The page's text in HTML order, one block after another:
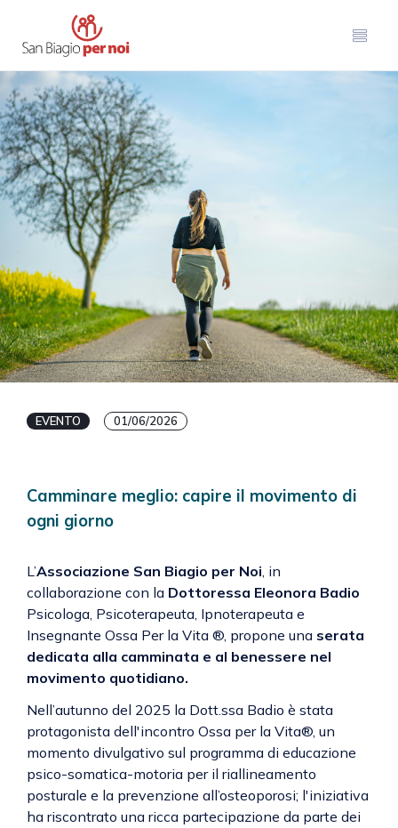
EVENTO 01/06/2026
Camminare meglio: capire il movimento di
ogni giorno
L’Associazione San Biagio per Noi, in
collaborazione con la Dottoressa Eleonora Badio
Psicologa, Psicoterapeuta, Ipnoterapeuta e
Insegnante Ossa Per la Vita ®, propone una serata
dedicata alla camminata e al benessere nel
movimento quotidiano.
Nell’autunno del 2025 la Dott.ssa Badio è stata
protagonista dell'incontro Ossa per la Vita®, un
momento divulgativo sul programma di educazione
psico-somatica-motoria per il riallineamento
posturale e la prevenzione all’osteoporosi; l'iniziativa
ha riscontrato una ricca partecipazione da parte dei